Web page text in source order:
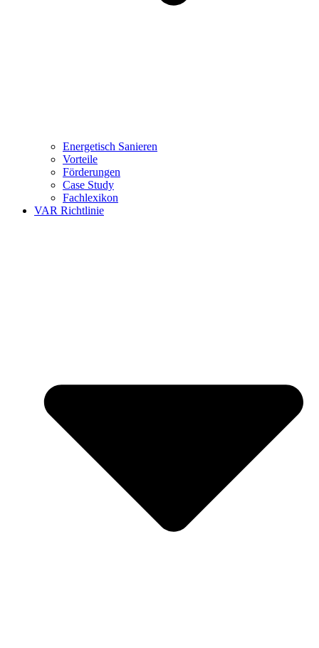
Energetisch Sanieren
Vorteile
Förderungen
Case Study
Fachlexikon
VAR Richtlinie